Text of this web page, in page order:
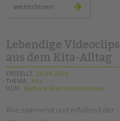
weiterlesen
an
der
adolf-
reichwein-
schule
in
neukölln
Lebendige Videoclips
aus dem Kita-Alltag
ERSTELLT 25.04.2024
THEMA
Kita
VON
Barbara Brecht-Hadraschek
Wie spannend und erfüllend der